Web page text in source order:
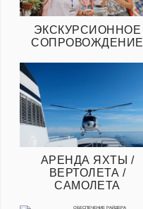
ЭКСКУРСИОННОЕ
СОПРОВОЖДЕНИЕ
АРЕНДА ЯХТЫ /
ВЕРТОЛЕТА /
САМОЛЕТА